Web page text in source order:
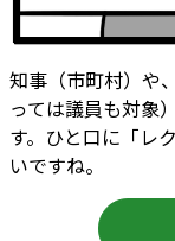
知事（市町村）や
っては議員も対象
す。ひと口に「レ
いですね。